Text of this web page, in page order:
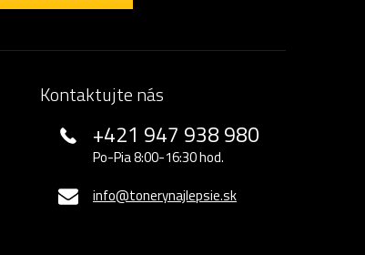
Kontaktujte nás
+421 947 938 980
Po-Pia 8:00-16:30 hod.
info@tonerynajlepsie.sk